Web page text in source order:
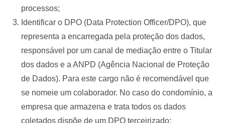
processos;
Identificar o DPO (Data Protection Officer/DPO), que
representa a encarregada pela proteção dos dados,
responsável por um canal de mediação entre o Titular
dos dados e a ANPD (Agência Nacional de Proteção
de Dados). Para este cargo não é recomendável que
se nomeie um colaborador. No caso do condomínio, a
empresa que armazena e trata todos os dados
coletados dispõe de um DPO terceirizado;